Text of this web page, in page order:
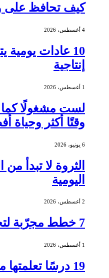
كيف تحافظ على
4 أغسطس، 2026
10 عادات يومية
إنتاجية
1 أغسطس، 2026
وقتًا أكثر وحياة
6 يونيو، 2026
الثروة لا تبدأ
اليومية
2 أغسطس، 2026
7 خطط مجرّبة لتحسين جودة نومك
1 أغسطس، 2026
19 درسًا تعلمتها من الفشل